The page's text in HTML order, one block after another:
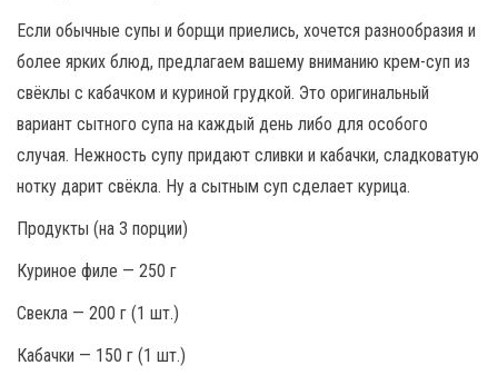
Если обычные супы и борщи приелись, хочется разнообразия и
более ярких блюд, предлагаем вашему вниманию крем-суп из
свёклы с кабачком и куриной грудкой. Это оригинальный
вариант сытного супа на каждый день либо для особого
случая. Нежность супу придают сливки и кабачки, сладковатую
нотку дарит свёкла. Ну а сытным суп сделает курица.
Продукты (на 3 порции)
Куриное филе — 250 г
Свекла — 200 г (1 шт.)
Кабачки — 150 г (1 шт.)